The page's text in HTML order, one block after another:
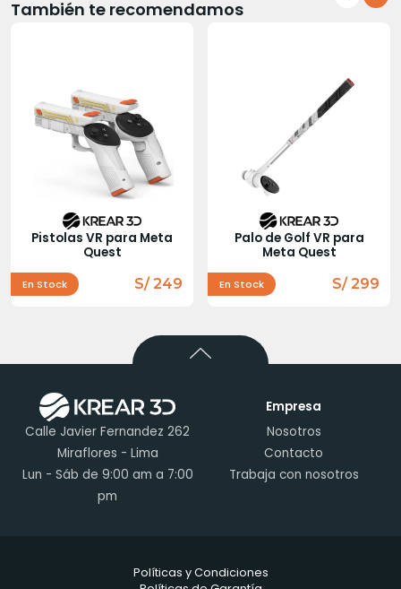
También te recomendamos
Pistolas VR para Meta
Quest
En Stock S/ 249
Palo de Golf VR para
Meta Quest
En Stock S/ 299
Calle Javier Fernandez 262
Miraflores - Lima
Lun - Sáb de 9:00 am a 7:00
pm
Empresa
Nosotros
Contacto
Trabaja con nosotros
Políticas y Condiciones